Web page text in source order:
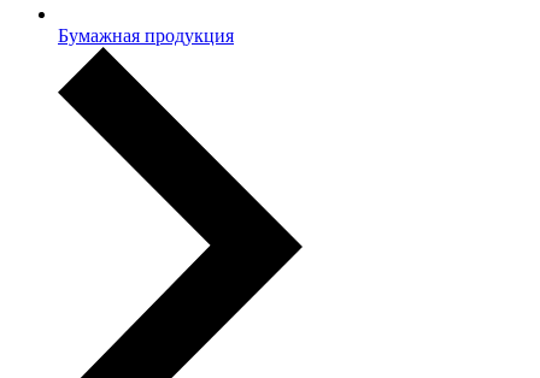
Бумажная продукция